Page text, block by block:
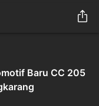
Baru CC 205